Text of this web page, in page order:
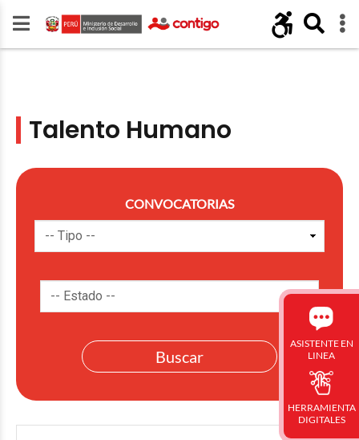
Talento Humano
CONVOCATORIAS
ASISTENTE EN
LINEA
HERRAMIENTA
DIGITALES